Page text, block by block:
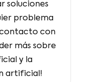
soluciones
problema
contacto con
más sobre
y la
artificial!